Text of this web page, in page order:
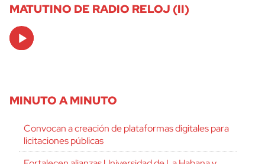
MATUTINO DE RADIO RELOJ (II)
Audio
Player
MINUTO A MINUTO
Convocan a creación de plataformas digitales para
licitaciones públicas